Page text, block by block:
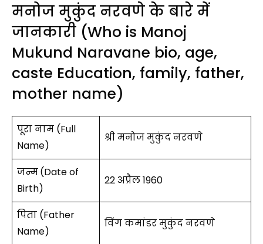
मनोज मुकुंद नरवणे के बारे में
जानकारी (Who is Manoj
Mukund Naravane bio, age,
caste Education, family, father,
mother name)
पूरा नाम (Full
Name)
श्री मनोज मुकुंद नरवणे
जन्म(Date of
Birth)
22 अप्रैल 1960
पिता (Father
Name)
विंग कमांडर मुकुंद नरवणे